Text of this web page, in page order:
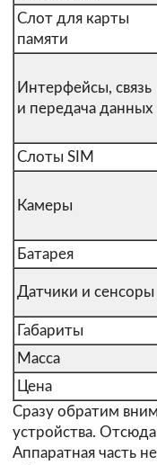
Слот для карты
памяти
Интерфейсы, связь
и передача данных
Слоты SIM
Камеры
Батарея
Датчики и сенсоры
Габариты
Масса
Цена
Сразу обратим
устройства. Отсюда
Аппаратная часть